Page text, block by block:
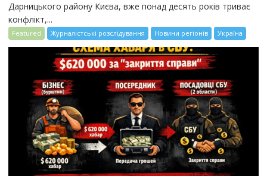
Дарницького району Києва, вже понад десять років триває
конфлікт,...
Featured Журналістські розслідування Новини регіонів Україна